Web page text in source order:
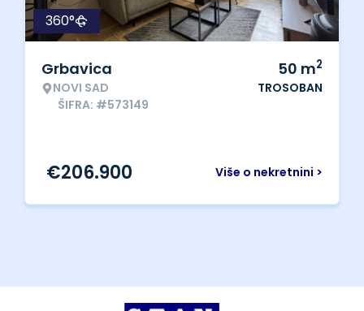
360°
Grbavica
NOVI SAD
ŠIFRA: #573149
50 m2
TROSOBAN
Više o nekretnini >
€206.900